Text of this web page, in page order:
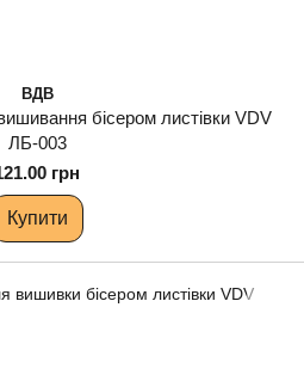
ВДВ
бісером листівки VDV
ЛБ-003
грн
Купити